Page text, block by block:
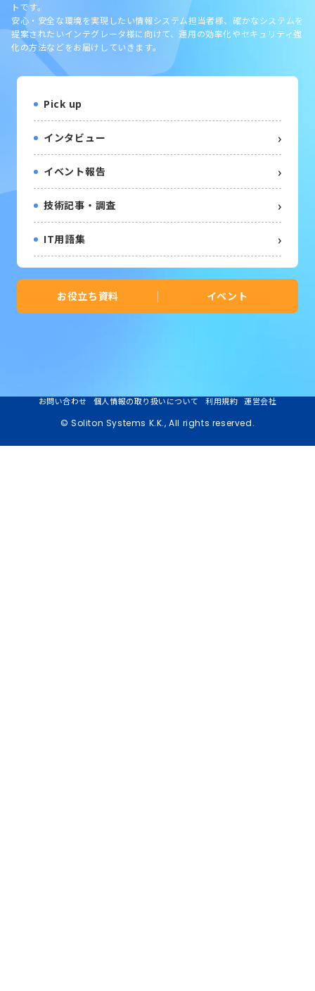
トです。
安心・安全な環境を実現したい情報システム担当者様、確かなシステムを
提案されたいインテグレータ様に向けて、運用の効率化やセキュリティ強
化の方法などをお届けしていきます。
Pick up
インタビュー
イベント報告
技術記事・調査
IT用語集
お役立ち資料 イベント
© Soliton Systems K.K., All rights reserved.
お問い合わせ 個人情報の取り扱いについて 利用規約 運営会社